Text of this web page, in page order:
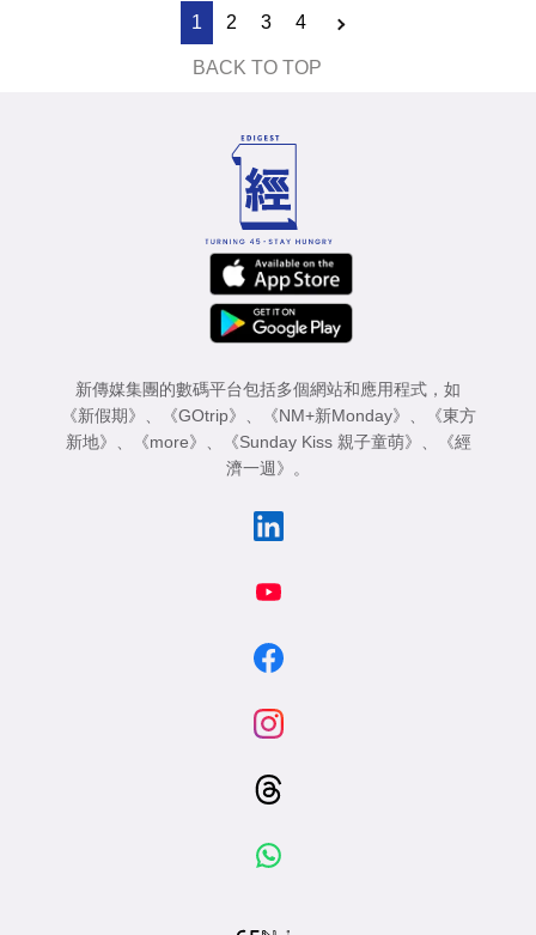
1 2 3 4
BACK TO TOP
新傳媒集團的數碼平台包括多個網站和應用程式，如
《新假期》 、 《GOtrip》 、 《NM+新Monday》 、
《東方
新地》 、 《more》 、 《Sunday Kiss 親子童萌》 、
《經
濟一週》 。